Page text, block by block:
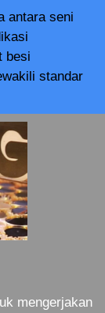
antara seni
besi
standar
mengerjakan